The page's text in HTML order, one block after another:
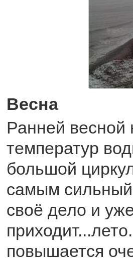
Весна
Ранней весной
температур
большой
самым
своё дело и
повышается